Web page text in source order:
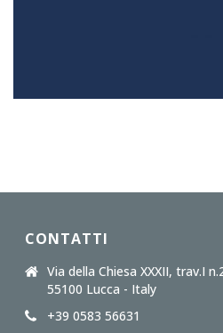
CONTATTI
Via della Chiesa XXXII, trav.I
55100 Lucca - Italy
+39 0583 56631